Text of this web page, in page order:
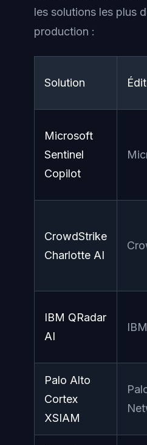
les solutions les plus
production :
Solution
Microsoft
Sentinel
Copilot
CrowdStrike
Charlotte AI
IBM QRadar
AI
IBM
Palo Alto
Cortex
XSIAM